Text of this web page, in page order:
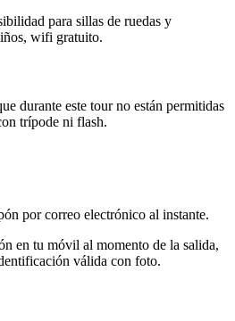
para sillas de ruedas y
wifi gratuito.
durante este tour no están permitidas
trípode ni flash.
por correo electrónico al instante.
en tu móvil al momento de la salida,
válida con foto.